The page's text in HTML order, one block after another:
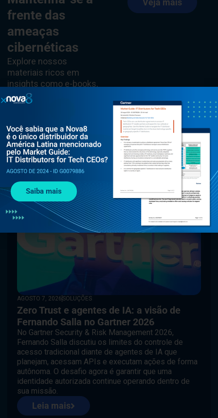
frente das
ameaças
cibernéticas
Explore nossos
materiais ricos em
insights como e-books,
whitepapers, artigos e
conteúdos do blog para
tendências de
cibersegurança.
Veja mais
AGOSTO 7, 2026 SOLUÇÕES
Zero Trust e agentes de IA: a visão de
Fernando Salla no Gartner 2026
No Gartner Security & Risk Management 2026,
Fernando Salla discutiu os limites do controle de
acesso tradicional diante de agentes de IA que
planejam, acessam APIs e executam ações de forma
autônoma. O desafio agora é garantir que uma
identidade autorizada continue operando dentro de
sua missão.
Leia mais
Saiba mais